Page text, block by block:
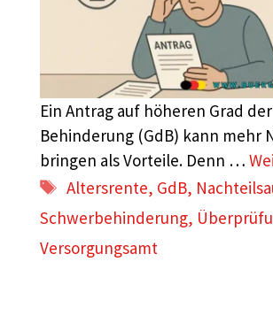
Ein Antrag auf höheren Grad der
Behinderung (GdB) kann mehr
bringen als Vorteile. Denn …
Schlagwörter
Altersrente, GdB,
Schwerbehinderung,
Versorgungsamt